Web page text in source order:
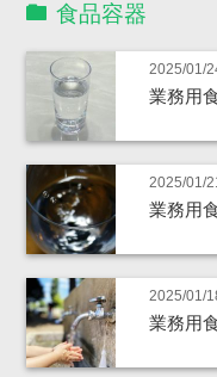
食品容器
2025/01/
業務用
2025/01/
業務用
2025/01/
業務用